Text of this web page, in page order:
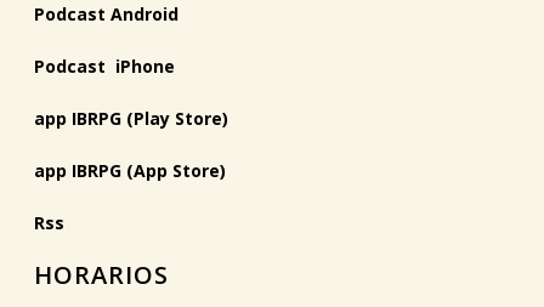
Podcast Android
Podcast iPhone
app IBRPG (Play Store)
app IBRPG (App Store)
Rss
HORARIOS